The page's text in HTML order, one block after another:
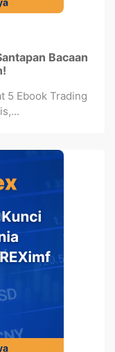
Bacaan
5 Ebook Trading